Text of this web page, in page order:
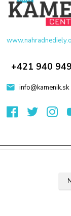
+421 940
info@kamenik.sk